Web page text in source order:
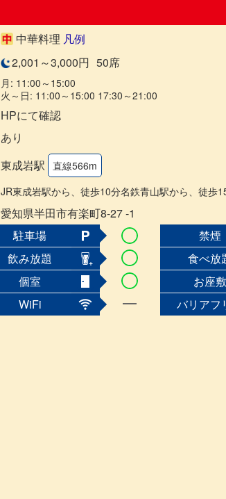
中華料理 凡例
2,001～3,000円 50席
月: 11:00～15:00
火～日: 11:00～15:00 17:30～21:00
HPにて確認
あり
東成岩駅 直線566m
JR東成岩駅から、徒歩10分名鉄青山駅から、徒歩
愛知県半田市有楽町8-27 ‐1
駐車場
禁煙
飲み放題
食べ放
個室
お座敷
WiFi
バリアフ